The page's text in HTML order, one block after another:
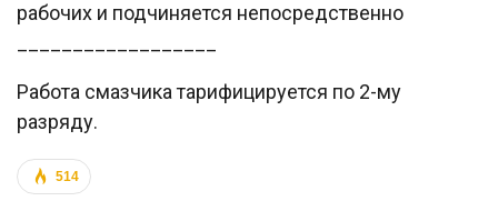
рабочих и подчиняется непосредственно
Работа смазчика тарифицируется по 2-му
разряду.
514